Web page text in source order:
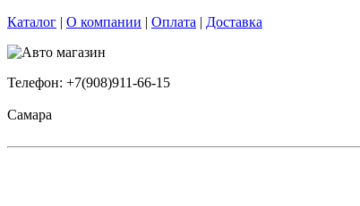
Каталог | О компании | Оплата | Доставка
Телефон: +7(908)911-66-15
Самара